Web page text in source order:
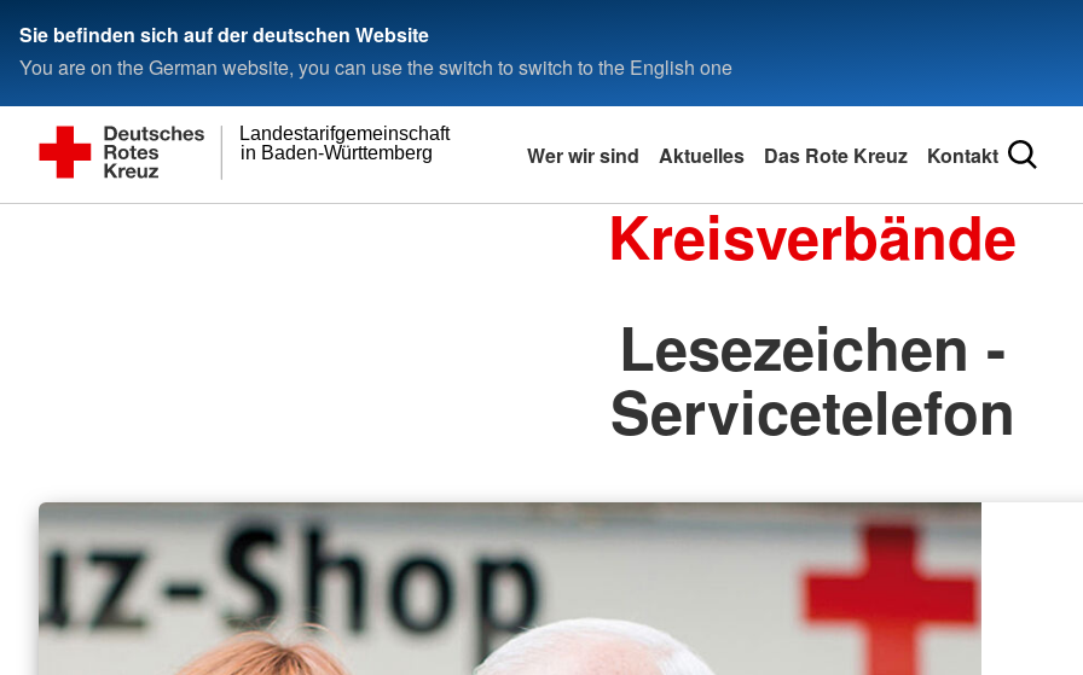
Sie befinden sich auf der deutschen Website
You are on the German website, you can use the switch to switch to the English one
in Baden-Württemberg
Landestarifgemeinschaft
Wer wir sind Aktuelles Das Rote Kreuz Kontakt
Kreisverbände
Lesezeichen -
Servicetelefon